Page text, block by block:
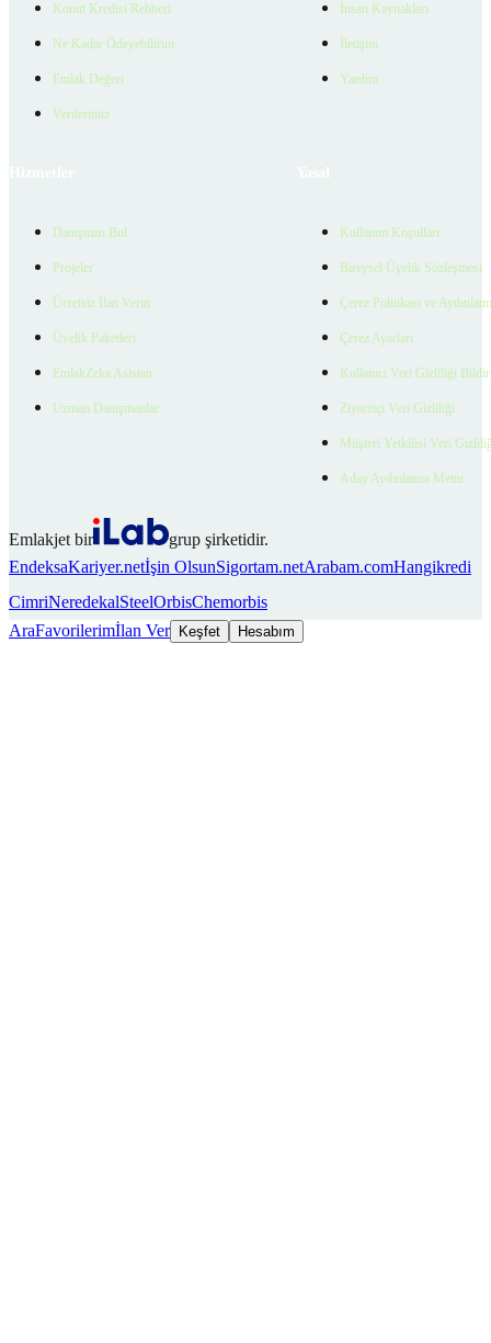
Konut Kredisi Rehberi
Ne Kadar Ödeyebilirim
Emlak Değeri
Verilerimiz
İnsan Kaynakları
İletişim
Yardım
Danışman Bul
Projeler
Ücretsiz İlan Verin
Üyelik Paketleri
EmlakZeka Asistan
Uzman Danışmanlar
Kullanım Koşulları
Bireysel Üyelik Sözleşmesi
Çerez Politikası ve
Çerez Ayarları
Kullanıcı Veri Gizliliği
Ziyaretçi Veri Gizliliği
Müşteri Yetkilisi Veri
Aday Aydınlatma Metni
Emlakjet bir
grup şirketidir.
EndeksaKariyer.netİşin OlsunSigortam.netArabam.comHangikredi
CimriNeredekalSteelOrbisChemorbis
AraFavorilerimİlan Ver Keşfet Hesabım